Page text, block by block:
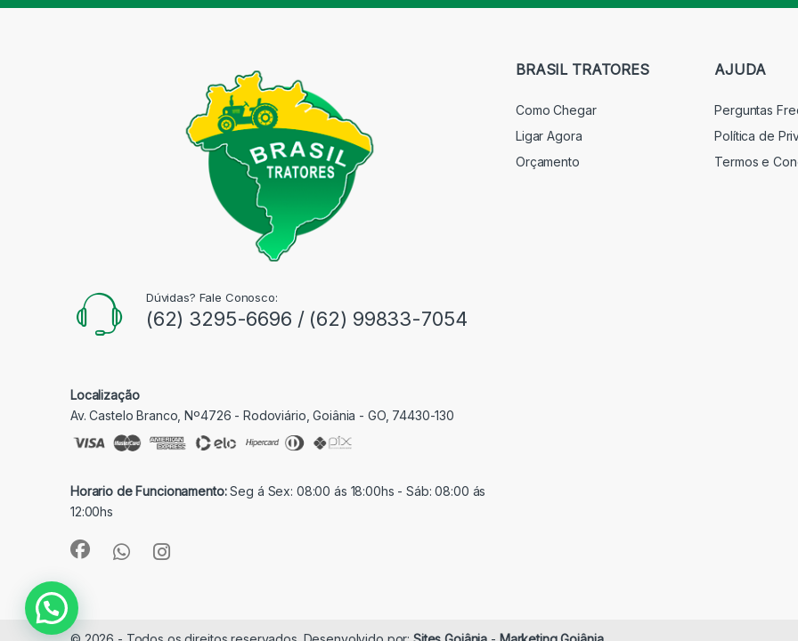
Dúvidas? Fale Conosco:
(62) 3295-6696 / (62) 99833-7054
Localização
Av. Castelo Branco, Nº4726 - Rodoviário, Goiânia - GO, 74430-130
Horario de Funcionamento:Seg á Sex: 08:00 ás 18:00hs - Sáb: 08:00 ás
12:00hs
BRASIL TRATORES
Como Chegar
Ligar Agora
Orçamento
AJUDA
Perguntas
Política de
Termos e